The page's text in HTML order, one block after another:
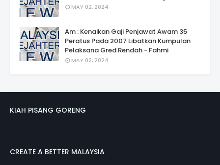
MAY 02, 2024
Am : Kenaikan Gaji Penjawat Awam 35
Peratus Pada 2007 Libatkan Kumpulan
Pelaksana Gred Rendah - Fahmi
MAY 02, 2024
KIAH PISANG GORENG
CREATE A BETTER MALAYSIA